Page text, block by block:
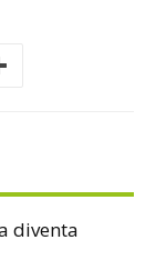
diventa